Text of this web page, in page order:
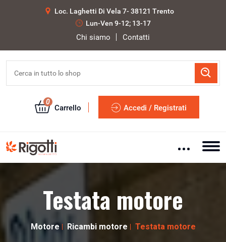
Loc. Laghetti Di Vela 7- 38121 Trento
Lun-Ven 9-12; 13-17
Chi siamo Contatti
0
Carrello Accedi / Registrati
Testata motore
Motore Ricambi motore Testata motore